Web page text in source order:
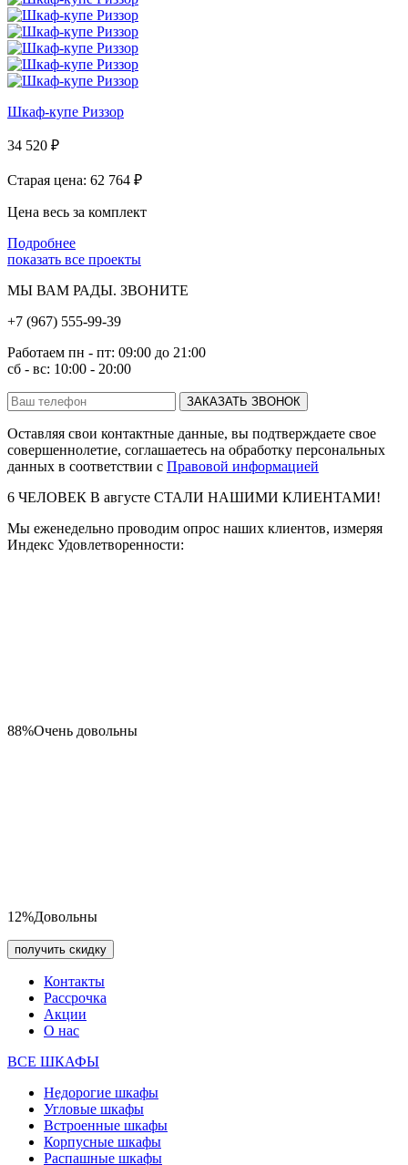
Шкаф-купе Риззор
34 520 ₽
Старая цена: 62 764 ₽
Цена весь за комплект
Подробнее
показать все проекты
МЫ ВАМ РАДЫ. ЗВОНИТЕ
+7 (967) 555-99-39
Работаем пн - пт: 09:00 до 21:00
сб - вс: 10:00 - 20:00
ЗАКАЗАТЬ ЗВОНОК
Оставляя свои контактные данные, вы подтверждаете свое
совершеннолетие, соглашаетесь на обработку персональных
данных в соответствии с Правовой информацией
6 ЧЕЛОВЕК В августе СТАЛИ НАШИМИ КЛИЕНТАМИ!
Мы еженедельно проводим опрос наших клиентов, измеряя
Индекс Удовлетворенности:
88%Очень довольны
12%Довольны
получить скидку
Контакты
Рассрочка
Акции
О нас
ВСЕ ШКАФЫ
Недорогие шкафы
Угловые шкафы
Встроенные шкафы
Корпусные шкафы
Распашные шкафы